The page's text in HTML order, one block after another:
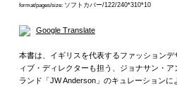
format/pages/size: ソフトカバー/122/240*310*10
Google Translate
本書は、イギリスを代表するファッション
ィブ・ディレクターも担う、ジョナサン・
ランド「JW Anderson」のキュレーション